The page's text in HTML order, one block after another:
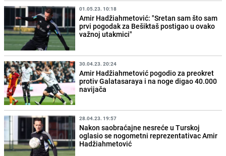
01.05.23. 10:18
Amir Hadžiahmetović: "Sretan sam što sam
prvi pogodak za Bešiktaš postigao u ovako
važnoj utakmici"
30.04.23. 20:24
Amir Hadžiahmetović pogodio za preokret
protiv Galatasaraya i na noge digao 40.000
navijača
28.04.23. 19:57
Nakon saobraćajne nesreće u Turskoj
oglasio se nogometni reprezentativac Amir
Hadžiahmetović